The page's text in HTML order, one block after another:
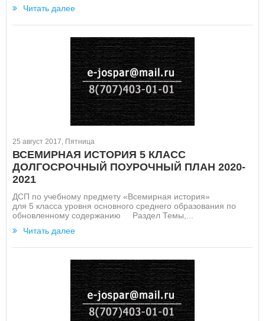
Читать далее
25 август 2017, Пятница
ВСЕМИРНАЯ ИСТОРИЯ 5 КЛАСС
ДОЛГОСРОЧНЫЙ ПОУРОЧНЫЙ ПЛАН 2020-
2021
ДСП по учебному предмету «Всемирная история»
для 5 класса уровня основного среднего образования по
обновленному содержанию Раздел Темы,...
Читать далее